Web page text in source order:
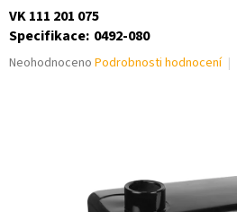
VK 111 201 075
Specifikace: 0492-080
Průměrné
Neohodnoceno Podrobnosti hodnocení